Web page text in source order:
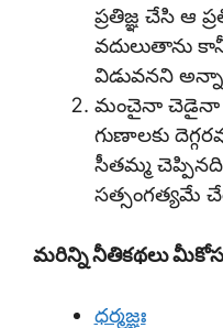
ప్రతిజ్ఞ చేసి ఆ
వదులుతాను
విడువనని
మంచైనా చెడైనా
గుణాలకు
సీతమ్మ
సత్సంగత్యమే
మరిన్ని నీతికథలు
ధర్మజ్ఞః